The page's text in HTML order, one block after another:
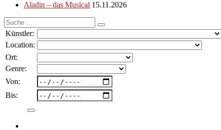
Aladin – das Musical 15.11.2026
Suche
nach:
Künstler:
Location:
Ort:
Genre:
Von:
Bis: